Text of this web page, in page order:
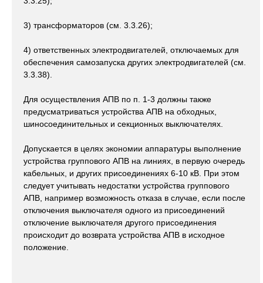
3) трансформаторов (см. 3.3.26);
4) ответственных электродвигателей, отключаемых для
обеспечения самозапуска других электродвигателей (см.
3.3.38).
Для осуществления АПВ по п. 1-3 должны также
предусматриваться устройства АПВ на обходных,
шиносоединительных и секционных выключателях.
Допускается в целях экономии аппаратуры выполнение
устройства группового АПВ на линиях, в первую очередь
кабельных, и других присоединениях 6-10 кВ. При этом
следует учитывать недостатки устройства группового
АПВ, например возможность отказа в случае, если после
отключения выключателя одного из присоединений
отключение выключателя другого присоединения
происходит до возврата устройства АПВ в исходное
положение.